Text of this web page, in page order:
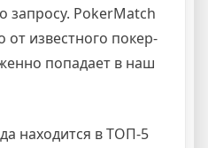
запросу. PokerMatch
известного покер-
попадает в наш
находится в ТОП-5